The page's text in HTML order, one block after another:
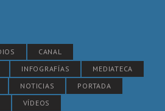
CANAL
INFOGRAFÍAS
MEDIATECA
NOTICIAS
PORTADA
VÍDEOS